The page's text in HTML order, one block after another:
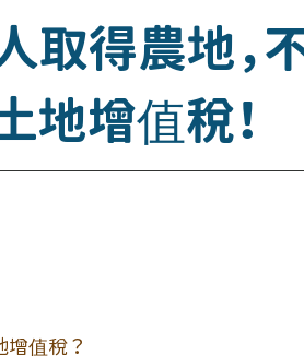
取得農地，
增值稅！
值稅？